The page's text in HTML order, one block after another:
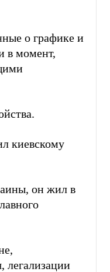
о графике и
в момент,
киевскому
он жил в
легализации